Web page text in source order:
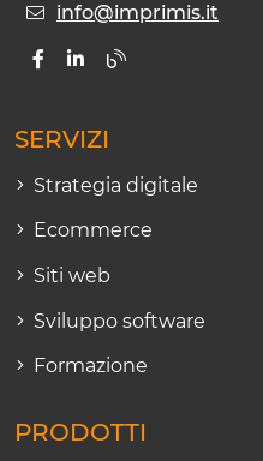
info@imprimis.it
SERVIZI
Strategia digitale
Ecommerce
Siti web
Sviluppo software
Formazione
PRODOTTI